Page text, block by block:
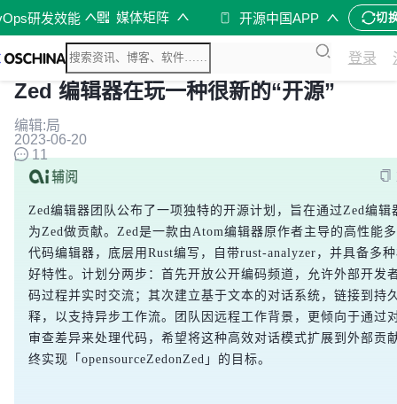
研发效能 媒体矩阵 开源中国APP 切
登录
Zed 编辑器在玩一种很新的“开源”
编辑:局
2023-06-20
11
Zed编辑器团队公布了一项独特的开源计划，旨在通过Zed编辑
为Zed做贡献。Zed是一款由Atom编辑器原作者主导的高性能
代码编辑器，底层用Rust编写，自带rust-analyzer，并具备多
好特性。计划分两步：首先开放公开编码频道，允许外部开发
码过程并实时交流；其次建立基于文本的对话系统，链接到持
释，以支持异步工作流。团队因远程工作背景，更倾向于通过
审查差异来处理代码，希望将这种高效对话模式扩展到外部贡
终实现「opensourceZedonZed」的目标。